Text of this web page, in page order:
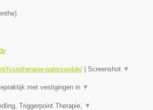
)
fysiotherapie-paterswolde/| Screenshot ▼
met vestigingen in ▼
Triggerpoint Therapie, ▼